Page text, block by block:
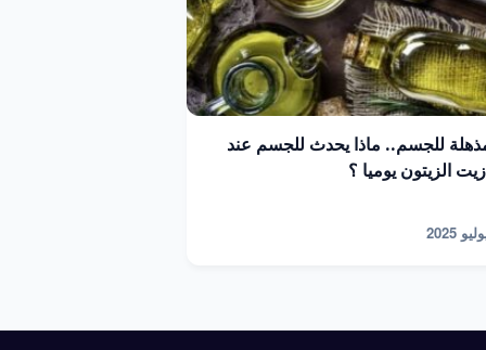
للجسم.. ماذا يحدث للجسم عند
الزيتون يوميا ؟